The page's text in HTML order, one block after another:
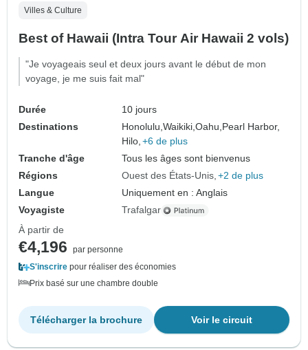
Villes & Culture
Best of Hawaii (Intra Tour Air Hawaii 2 vols)
"Je voyageais seul et deux jours avant le début de mon
voyage, je me suis fait mal"
Durée
10 jours
Destinations
Honolulu,Waikiki,Oahu, Pearl Harbor,
Hilo, +6 de plus
Tranche d'âge
Tous les âges sont bienvenus
Régions
Ouest des États-Unis +2 de plus
Langue
Uniquement en : Anglais
Voyagiste
Trafalgar
À partir de
€4,196
par personne
S'inscrire pour réaliser des économies
Prix basé sur une chambre double
Voir le circuit
Télécharger la brochure